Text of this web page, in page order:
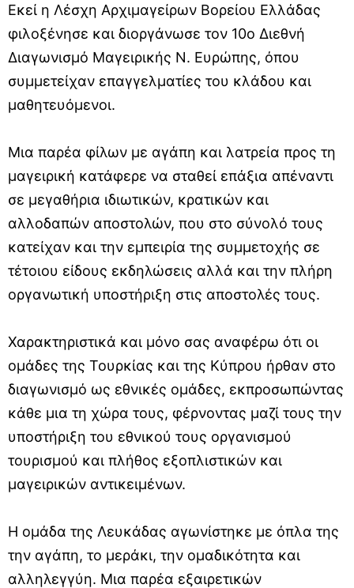
Εκεί η Λέσχη Αρχιμαγείρων Βορείου Ελλάδας
φιλοξένησε και διοργάνωσε τον 10o Διεθνή
Διαγωνισμό Μαγειρικής Ν. Ευρώπης, όπου
συμμετείχαν επαγγελματίες του κλάδου και
μαθητευόμενοι.
Μια παρέα φίλων με αγάπη και λατρεία προς τη
μαγειρική κατάφερε να σταθεί επάξια απέναντι
σε μεγαθήρια ιδιωτικών, κρατικών και
αλλοδαπών αποστολών, που στο σύνολό τους
κατείχαν και την εμπειρία της συμμετοχής σε
τέτοιου είδους εκδηλώσεις αλλά και την πλήρη
οργανωτική υποστήριξη στις αποστολές τους.
Χαρακτηριστικά και μόνο σας αναφέρω ότι οι
ομάδες της Τουρκίας και της Κύπρου ήρθαν στο
διαγωνισμό ως εθνικές ομάδες, εκπροσωπώντας
κάθε μια τη χώρα τους, φέρνοντας μαζί τους την
υποστήριξη του εθνικού τους οργανισμού
τουρισμού και πλήθος εξοπλιστικών και
μαγειρικών αντικειμένων.
Η ομάδα της Λευκάδας αγωνίστηκε με όπλα της
την αγάπη, το μεράκι, την ομαδικότητα και
αλληλεγγύη. Μια παρέα εξαιρετικών